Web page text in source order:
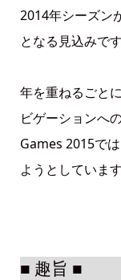
2014年シーズン
となる見込みです
年を重ねるごと
ビゲーションへ
Games 2015で
ようとしています
■ 趣旨 ■